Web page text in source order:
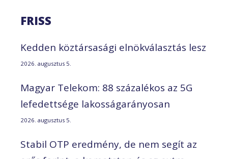
FRISS
Kedden köztársasági elnökválasztás lesz
2026. augusztus 5.
Magyar Telekom: 88 százalékos az 5G
lefedettsége lakosságarányosan
2026. augusztus 5.
Stabil OTP eredmény, de nem segít az